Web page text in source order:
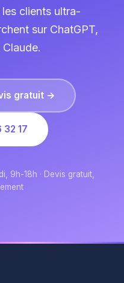
clients ultra-
sur ChatGPT,
gratuit →
32 17
9h-18h · Devis gratuit,